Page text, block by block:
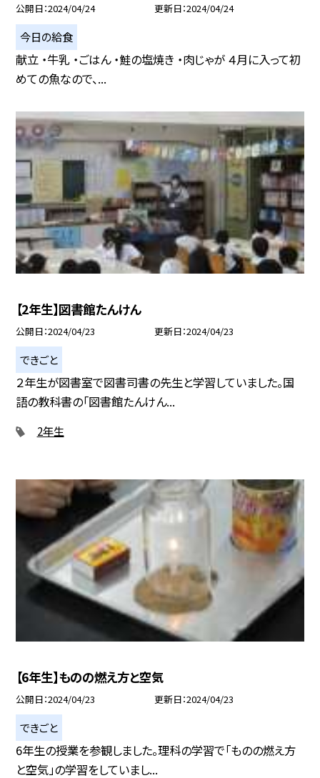
公開日 2024/04/24 更新日 2024/04/24
今日の給食
献立 ・牛乳 ・ごはん ・鮭の塩焼き ・肉じゃが ４月に入って初
めての魚なので、...
【2年生】図書館たんけん
公開日 2024/04/23 更新日 2024/04/23
できごと
２年生が図書室で図書司書の先生と学習していました。国
語の教科書の「図書館たんけん...
2年生
【6年生】ものの燃え方と空気
公開日 2024/04/23 更新日 2024/04/23
できごと
6年生の授業を参観しました。理科の学習で「ものの燃え方
と空気」の学習をしていまし...